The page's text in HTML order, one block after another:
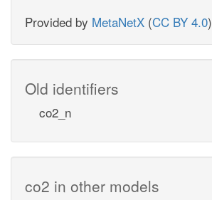
Provided by MetaNetX (CC BY 4.0)
Old identifiers
co2_n
co2 in other models